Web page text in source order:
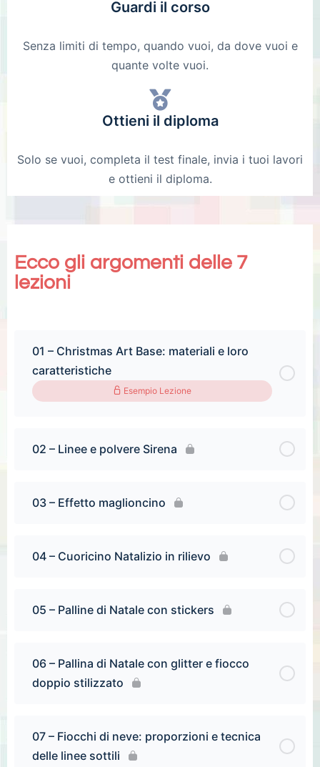
Guardi il corso
Senza limiti di tempo, quando vuoi, da dove vuoi e
quante volte vuoi.
Ottieni il diploma
Solo se vuoi, completa il test finale, invia i tuoi lavori
e ottieni il diploma.
Ecco gli argomenti delle 7
lezioni
01 – Christmas Art Base: materiali e loro
caratteristiche
Esempio Lezione
02 – Linee e polvere Sirena
03 – Effetto maglioncino
04 – Cuoricino Natalizio in rilievo
05 – Palline di Natale con stickers
06 – Pallina di Natale con glitter e fiocco
doppio stilizzato
07 – Fiocchi di neve: proporzioni e tecnica
delle linee sottili